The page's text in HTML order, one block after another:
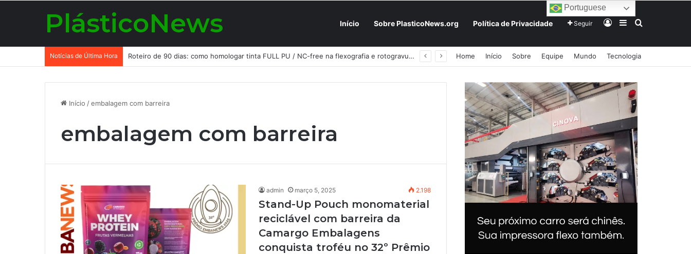
PlásticoNews Início Sobre PlasticoNews.org Política de Privacidade Seguir EntrarBarra Lateral
Procurar por
Notícias de Última Hora Fabricantes já têm o “plano B” na prateleira: PU 100% / NC-free existe, mas ainda é pouco usado: a hora é transformar isso em projeto de resiliência Home Início Sobre Equipe Mundo Tecnologia
Início /embalagem com barreira
embalagem com barreira
admin março 5, 2025 2.198
Stand-Up Pouch monomaterial
reciclável com barreira da
Camargo Embalagens
conquista troféu no 32º Prêmio
Portuguese